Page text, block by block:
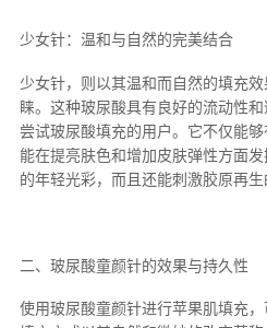
少女针：温和与自然的完美结合
少女针，则以其温和而自然的填充
睐。这种玻尿酸具有良好的流动性
尝试玻尿酸填充的用户。它不仅能
能在提亮肤色和增加皮肤弹性方面
的年轻光彩，而且还能刺激胶原再生
二、玻尿酸童颜针的效果与持久性
使用玻尿酸童颜针进行苹果肌填充